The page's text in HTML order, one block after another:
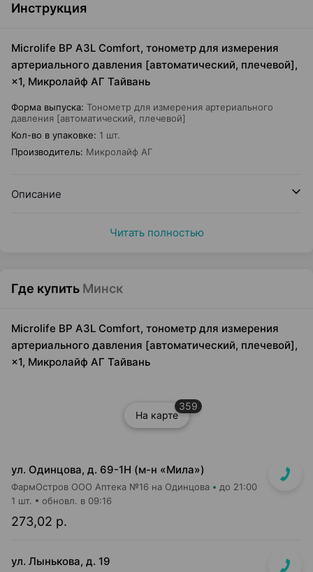
Инструкция
Microlife BP A3L Comfort, тонометр для измерения
артериального давления [автоматический, плечевой],
×1, Микролайф АГ Тайвань
Форма выпуска: Тонометр для измерения артериального
давления [автоматический, плечевой]
Кол-во в упаковке: 1 шт.
Производитель: Микролайф АГ
Описание
Читать полностью
Где купить Минск
Microlife BP A3L Comfort, тонометр для измерения
артериального давления [автоматический, плечевой],
×1, Микролайф АГ Тайвань
На карте
359
ул. Одинцова, д. 69-1Н (м-н «Мила»)
ФармОстров ООО Аптека №16 на Одинцова до 21:00
273,02 р.
1 шт. обновл. в 09:16
ул. Лынькова, д. 19